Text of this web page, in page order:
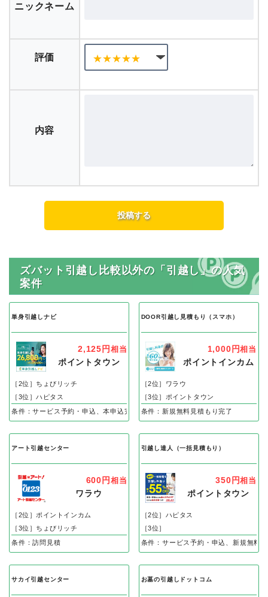
ニックネーム
評価
内容
ズバット引越し比較以外の「引越し」の人気
案件
単身引越しナビ
2,125円 相当
ポイントタウン
［2位］ちょびリッチ
［3位］ハピタス
条件：サービス予約・申込、本申込完了で
DOOR引越し見積もり（スマホ）
1,000円相当
ポイントインカム
［2位］ワラウ
［3位］ポイントタウン
条件：新規無料見積もり完了
アート引越センター
600円 相当
ワラウ
［2位］ポイントインカム
［3位］ちょびリッチ
条件：訪問見積
引越し達人（一括見積もり）
350円相当
ポイントタウン
［2位］ハピタス
［3位］
条件：サービス予約・申込、新規無料
サカイ引越センター お墓の引越しドットコム